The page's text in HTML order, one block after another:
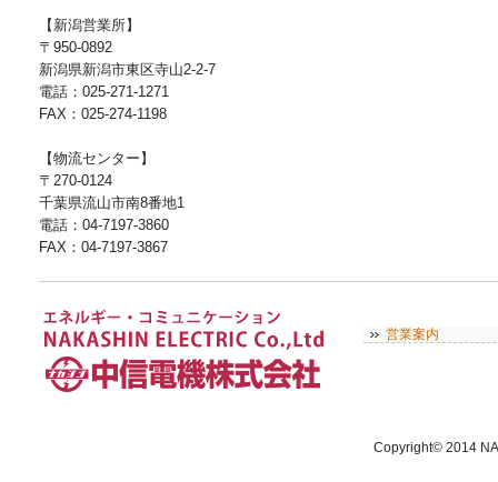
【新潟営業所】
〒950-0892
新潟県新潟市東区寺山2-2-7
電話：025-271-1271
FAX：025-274-1198
【物流センター】
〒270-0124
千葉県流山市南8番地1
電話：04-7197-3860
FAX：04-7197-3867
営業案内
Copyright© 2014